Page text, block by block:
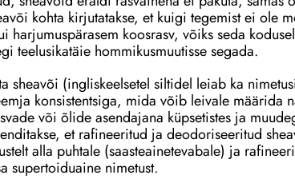
kohta kirjutatakse, et kuigi tegemist ei ole
harjumuspärasem koosrasv, võiks seda
teelusikatäie hommikusmuutisse segada.
sheavõi (ingliskeelsetel siltidel leiab ka
konsistentsiga, mida võib leivale määrida
või õlide asendajana küpsetistes ja
et rafineeritud ja deodoriseeritud
alla puhtale (saasteainetevabale) ja
supertoiduaine nimetust.